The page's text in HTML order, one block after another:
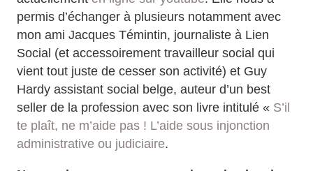
permis d’échanger à plusieurs notamment avec
mon ami Jacques Témintin, journaliste à Lien
Social (et accessoirement travailleur social qui
vient tout juste de cesser son activité) et Guy
Hardy assistant social belge, auteur d’un best
seller de la profession avec son livre intitulé « S’il
te plaît, ne m’aide pas ! L’aide sous injonction
administrative ou judiciaire.